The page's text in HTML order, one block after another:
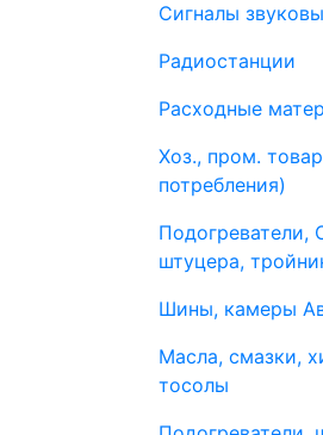
Сигналы
Радиостанции
Расходные
Хоз., пром.
потребления)
Подогреватели,
штуцера,
Шины, камеры
Масла, смазки,
тосолы